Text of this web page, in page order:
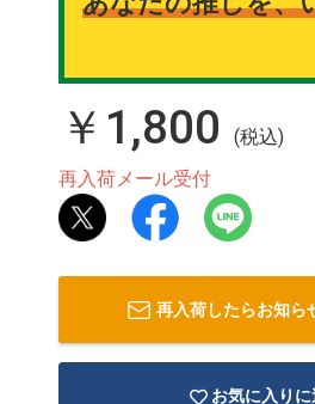
￥1,800
(税込)
再入荷メール受付
再入荷したらお知ら
お気に入りに